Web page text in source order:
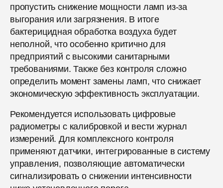
пропустить снижение мощности ламп из-за
выгорания или загрязнения. В итоге
бактерицидная обработка воздуха будет
неполной, что особенно критично для
предприятий с высокими санитарными
требованиями. Также без контроля сложно
определить момент замены ламп, что снижает
экономическую эффективность эксплуатации.
Рекомендуется использовать цифровые
радиометры с калибровкой и вести журнал
измерений. Для комплексного контроля
применяют датчики, интегрированные в систему
управления, позволяющие автоматически
сигнализировать о снижении интенсивности